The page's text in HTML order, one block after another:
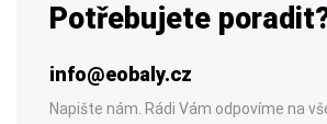
Potřebujete
info@eobaly.cz
Napište nám. Rádi Vám odpovíme na